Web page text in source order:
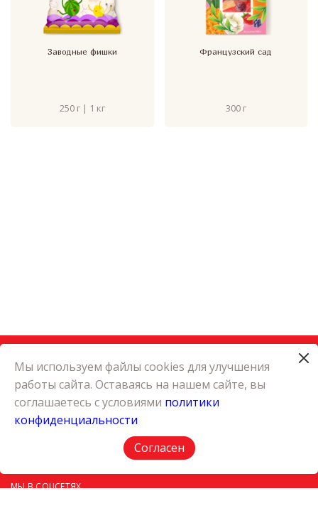
Заводные фишки
250 г | 1 кг
Французский сад
300 г
КАТАЛОГ
КАРЬЕРА
О КОМПАНИИ
ПОЛИТИКА КОНФИДЕНЦИАЛЬНОСТИ
МЫ В СОЦСЕТЯХ
Мы используем файлы cookies для улучшения
работы сайта. Оставаясь на нашем сайте, вы
соглашаетесь с условиями политики
конфиденциальности
Согласен